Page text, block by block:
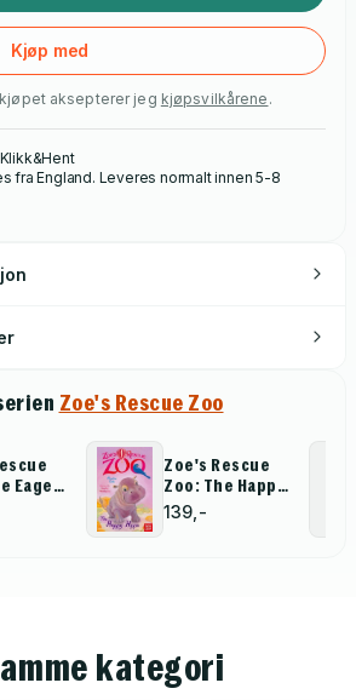
Kjøp med
aksepterer jeg kjøpsvilkårene .
fra England. Leveres normalt innen 5-8
Zoe's Rescue Zoo
Eager
Zoe's Rescue
Zoo: The Happy
Hippo
139,-
kategori